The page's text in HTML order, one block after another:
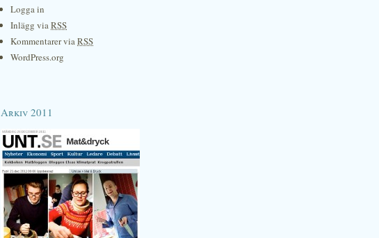
Logga in
Inlägg viaRSS
Kommentarer viaRSS
WordPress.org
Arkiv 2011